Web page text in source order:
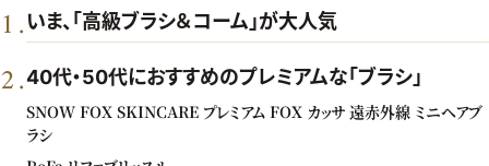
50代健康のお悩み
旅行＆グルメ
カルチャー
50代のお悩み
チームJマダムランキング
チームJマダム特集
あら、素敵☆ 手帖
占い
イヴルルド遙華の12星座占い
スペシャル占い
試し読み
エクラ通販
1 . いま、「高級ブラシ＆コーム」が大人気
2 .40代・50代におすすめのプレミアムな「ブラシ」
SNOW FOX SKINCARE プレミアム FOX カッサ 遠⾚外線 ミニヘアブ
ラシ